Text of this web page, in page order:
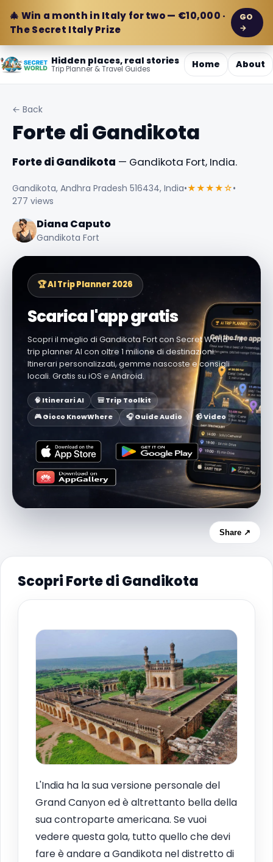
🎄 Win a month in Italy for two — €10,000 ·
The Secret Italy Prize
GO
→
Hidden places, real stories
Trip Planner & Travel Guides Home About
← Back
Forte di Gandikota
Forte di Gandikota — Gandikota Fort, India.
Gandikota, Andhra Pradesh 516434, India•★★★★☆•
277 views
Diana Caputo
Gandikota Fort
🏆 AI Trip Planner 2026
Scarica l'app gratis
Scopri il meglio di Gandikota Fort con Secret World — il
trip planner AI con oltre 1 milione di destinazioni.
Itinerari personalizzati, gemme nascoste e consigli
locali. Gratis su iOS e Android.
🧠 Itinerari AI
🎒 Trip Toolkit
🎮 Gioco KnowWhere
🎧 Guide Audio 📹 Video
Share ↗
Scopri Forte di Gandikota
L'India ha la sua versione personale del
Grand Canyon ed è altrettanto bella della
sua controparte americana. Se vuoi
vedere questa gola, tutto quello che devi
fare è andare a Gandikota nel distretto di